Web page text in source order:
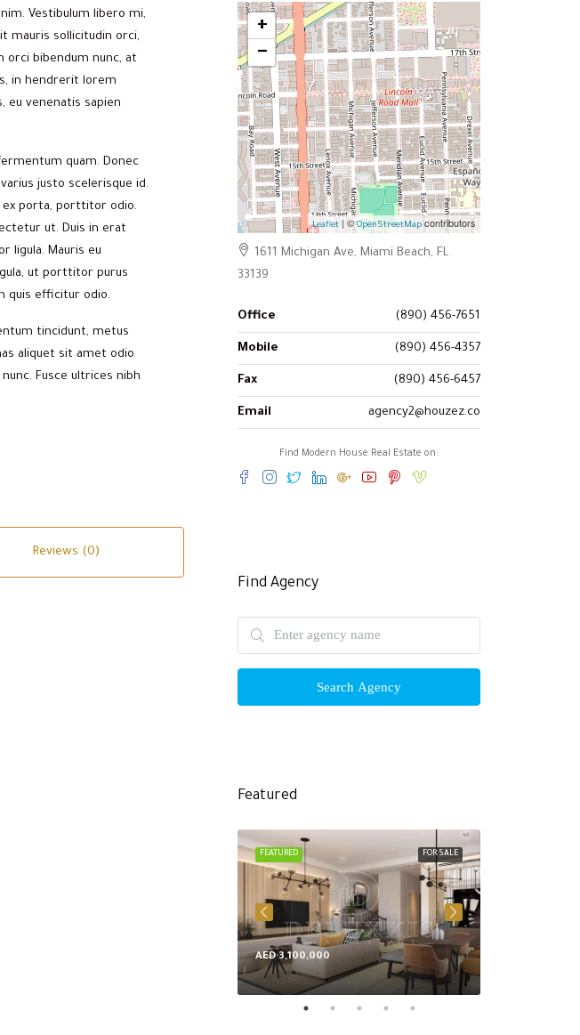
Vestibulum libero mi,
mauris sollicitudin orci,
orci bibendum nunc, at
in hendrerit lorem
eu venenatis sapien
quam. Donec
justo scelerisque id.
ex porta, porttitor odio.
ut. Duis in erat
ligula. Mauris eu
ut porttitor purus
quis efficitur odio.
tincidunt, metus
aliquet sit amet odio
Fusce ultrices nibh
Reviews (0)
+
−
Leaflet| ©OpenStreetMapcontributors
1611 Michigan Ave, Miami Beach, FL
33139
Office (890) 456-7651
Mobile (890) 456-4357
Fax (890) 456-6457
Email agency2@houzez.co
Find Modern House Real Estate on:
Find Agency
Search Agency
Featured
FOR SALE
FEATURED
AED 3,100,000